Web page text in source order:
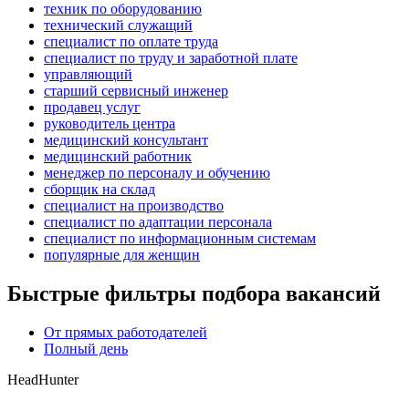
техник по оборудованию
технический служащий
специалист по оплате труда
специалист по труду и заработной плате
управляющий
старший сервисный инженер
продавец услуг
руководитель центра
медицинский консультант
медицинский работник
менеджер по персоналу и обучению
сборщик на склад
специалист на производство
специалист по адаптации персонала
специалист по информационным системам
популярные для женщин
Быстрые фильтры подбора вакансий
От прямых работодателей
Полный день
HeadHunter